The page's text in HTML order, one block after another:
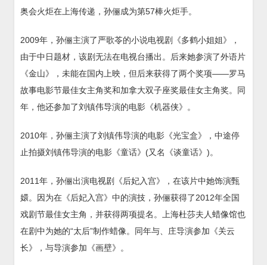
奥会火炬在上海传递，孙俪成为第57棒火炬手。
2009年，孙俪主演了严歌苓的小说电视剧《多鹤小姐姐》，
由于中日题材，该剧无法在电视台播出。后来她参演了外语片
《金山》，未能在国内上映，但后来获得了两个奖项——罗马
故事电影节最佳女主角奖和加拿大双子座奖最佳女主角奖。同
年，他还参加了刘镇伟导演的电影《机器侠》。
2010年，孙俪主演了刘镇伟导演的电影《光宝盒》，中途停
止拍摄刘镇伟导演的电影《童话》(又名《谈童话》)。
2011年，孙俪出演电视剧《后妃入宫》，在该片中她饰演甄
嬛。因为在《后妃入宫》中的演技，孙俪获得了2012年全国
戏剧节最佳女主角，并获得两项提名。上海杜莎夫人蜡像馆也
在剧中为她的“太后”制作蜡像。同年与、庄导演参加《关云
长》，与导演参加《画壁》。